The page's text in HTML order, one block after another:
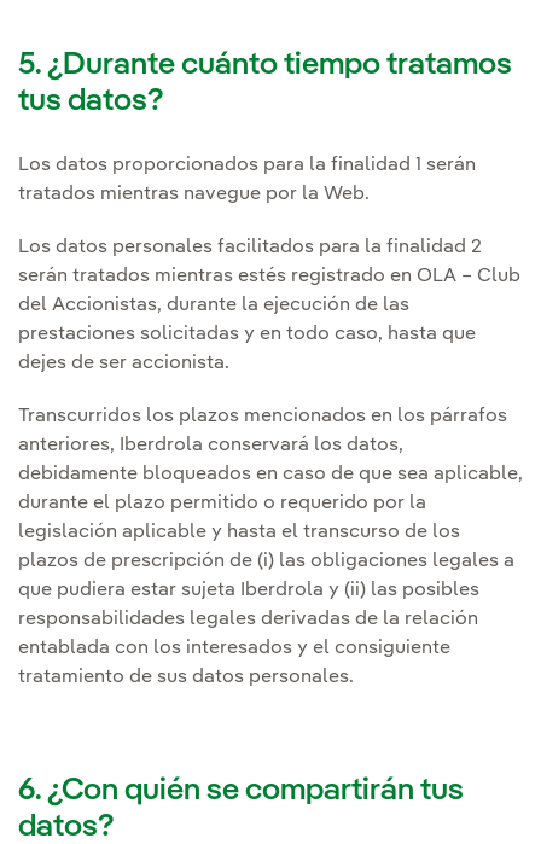
5. ¿Durante cuánto tiempo tratamos
tus datos?
Los datos proporcionados para la finalidad 1 serán
tratados mientras navegue por la Web.
Los datos personales facilitados para la finalidad 2
serán tratados mientras estés registrado en OLA – Club
del Accionistas, durante la ejecución de las
prestaciones solicitadas y en todo caso, hasta que
dejes de ser accionista.
Transcurridos los plazos mencionados en los párrafos
anteriores, Iberdrola conservará los datos,
debidamente bloqueados en caso de que sea aplicable,
durante el plazo permitido o requerido por la
legislación aplicable y hasta el transcurso de los
plazos de prescripción de (i) las obligaciones legales a
que pudiera estar sujeta Iberdrola y (ii) las posibles
responsabilidades legales derivadas de la relación
entablada con los interesados y el consiguiente
tratamiento de sus datos personales.
6. ¿Con quién se compartirán tus
datos?